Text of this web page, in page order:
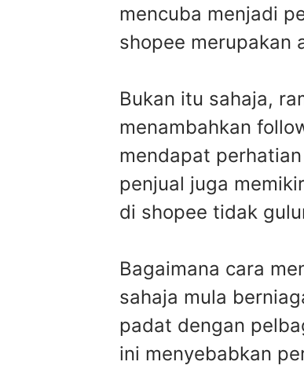
mencuba menjadi
shopee merupakan
Bukan itu sahaja,
menambahkan
mendapat
penjual juga
di shopee tidak
Bagaimana cara
sahaja mula
padat dengan
ini menyebabkan